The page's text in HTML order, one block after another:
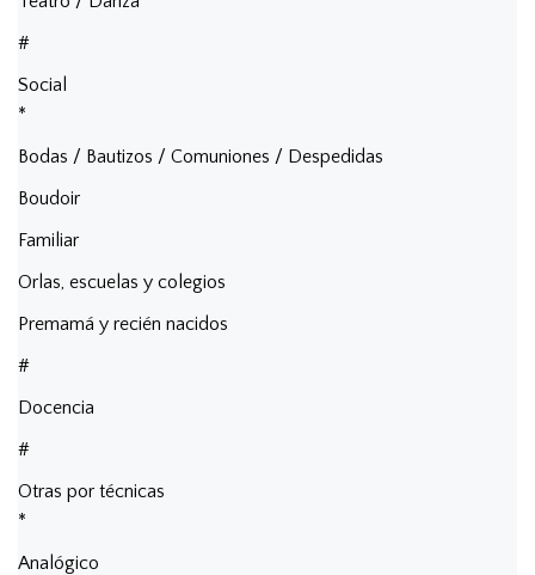
#
Social
*
Bodas / Bautizos / Comuniones / Despedidas
Boudoir
Familiar
Orlas, escuelas y colegios
Premamá y recién nacidos
#
Docencia
#
Otras por técnicas
*
Analógico